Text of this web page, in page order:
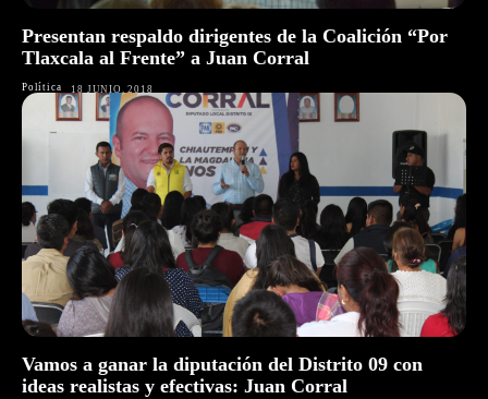
Presentan respaldo dirigentes de la Coalición “Por
Tlaxcala al Frente” a Juan Corral
Política 18 JUNIO, 2018
Vamos a ganar la diputación del Distrito 09 con
ideas realistas y efectivas: Juan Corral